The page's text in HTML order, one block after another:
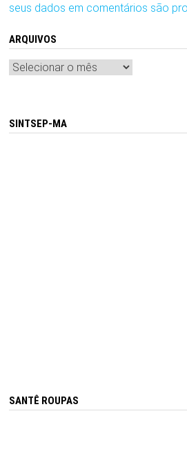
seus dados em comentários são
ARQUIVOS
Arquivos
SINTSEP-MA
SANTÊ ROUPAS